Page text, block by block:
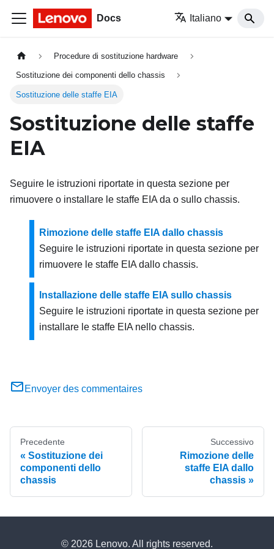
Docs Italiano
Procedure di sostituzione hardware
Sostituzione dei componenti dello chassis
Sostituzione delle staffe EIA
Sostituzione delle staffe
EIA
Seguire le istruzioni riportate in questa sezione per
rimuovere o installare le staffe EIA da o sullo chassis.
Rimozione delle staffe EIA dallo chassis
Seguire le istruzioni riportate in questa sezione per
rimuovere le staffe EIA dallo chassis.
Installazione delle staffe EIA sullo chassis
Seguire le istruzioni riportate in questa sezione per
installare le staffe EIA nello chassis.
Envoyer des commentaires
Precedente
Sostituzione dei
componenti dello
chassis
Successivo
Rimozione delle
staffe EIA dallo
chassis
© 2026 Lenovo. All rights reserved.